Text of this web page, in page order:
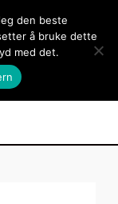
den beste
å bruke dette
med det.